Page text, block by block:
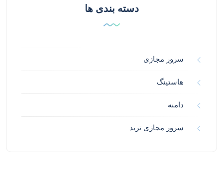
دسته بندی ها
سرور مجازی
هاستینگ
دامنه
سرور مجازی ترید